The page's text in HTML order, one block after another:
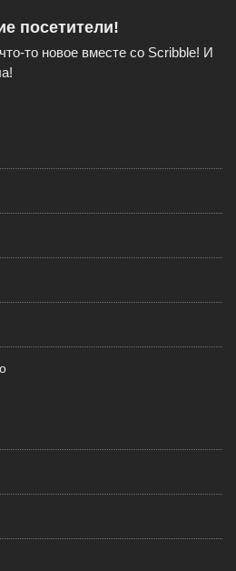
посетители!
то новое вместе со Scribble! И